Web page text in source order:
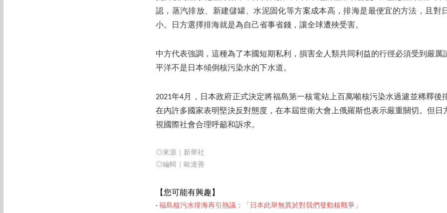
認，蒸汽排放、新建儲罐、水泥固化等方案成本高，排海是最便宜的方法，且對
小。日方選擇排海就是為自己省事省錢，讓全球遭殃受害。
中方代表強調，這種為了本國短期私利，損害全人類共同利益的行徑必須受到嚴厲
平洋不是日本傾倒核污染水的下水道。
2021年4月，日本政府正式決定將福島第一核電站上百萬噸核污染水過濾並稀釋後
在內許多國家表明堅決反對態度，在本屆世衛大會上俄羅斯也表示嚴重關切。但日
視國際社會合理呼籲和訴求。
◎來源｜新華社
◎編輯｜歐達善
【您可能有興趣】
‧ 福島核污水排海再引熱議：「日本此舉無異於對我們發動核戰爭」